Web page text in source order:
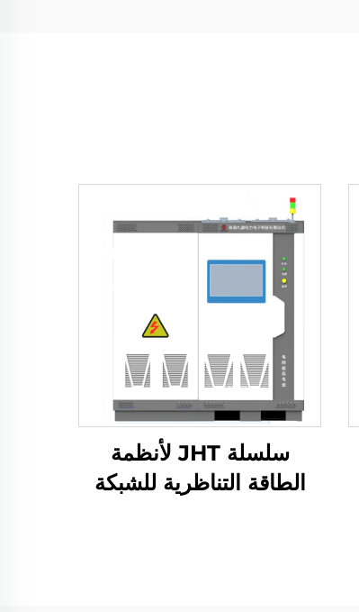
سلسلة JHT لأنظمة
الطاقة التناظرية للشبكة